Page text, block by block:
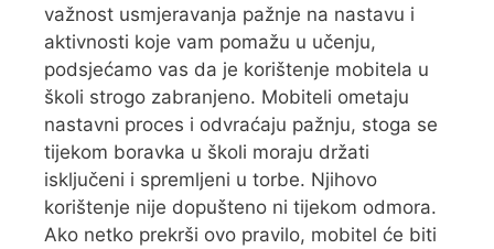
važnost usmjeravanja pažnje na nastavu i
aktivnosti koje vam pomažu u učenju,
podsjećamo vas da je korištenje mobitela u
školi strogo zabranjeno. Mobiteli ometaju
nastavni proces i odvraćaju pažnju, stoga se
tijekom boravka u školi moraju držati
isključeni i spremljeni u torbe. Njihovo
korištenje nije dopušteno ni tijekom odmora.
Ako netko prekrši ovo pravilo, mobitel će biti